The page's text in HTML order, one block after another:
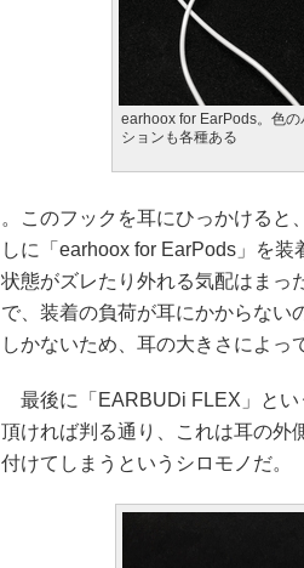
earhoox for EarPods。色の
ションも各種ある
。このフックを耳にひっかけると
しに「earhoox for EarPods」を
状態がズレたり外れる気配はまっ
で、装着の負荷が耳にかからない
しかないため、耳の大きさによっ
最後に「EARBUDi FLEX」とい
頂ければ判る通り、これは耳の外
付けてしまうというシロモノだ。